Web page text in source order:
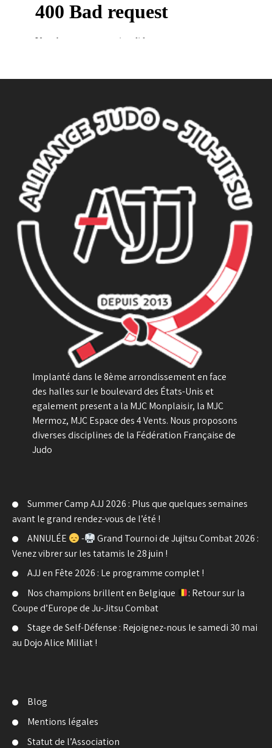
Implanté dans le 8ème arrondissement en face
des halles sur le boulevard des États-Unis et
egalement present a la MJC Monplaisir, la MJC
Mermoz, MJC Espace des 4 Vents. Nous proposons
diverses disciplines de la Fédération Française de
Judo
Summer Camp AJJ 2026 : Plus que quelques semaines
avant le grand rendez-vous de l’été !
ANNULÉE
-
Grand Tournoi de Jujitsu Combat 2026 :
Venez vibrer sur les tatamis le 28 juin !
AJJ en Fête 2026 : Le programme complet !
Nos champions brillent en Belgique
: Retour sur la
Coupe d’Europe de Ju-Jitsu Combat
Stage de Self-Défense : Rejoignez-nous le samedi 30 mai
au Dojo Alice Milliat !
Blog
Mentions légales
Statut de l’Association